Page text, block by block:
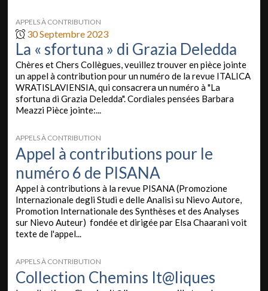
APPELS À CONTRIBUTION
30 Septembre 2023
La « sfortuna » di Grazia Deledda
Chères et Chers Collègues, veuillez trouver en pièce jointe
un appel à contribution pour un numéro de la revue ITALICA
WRATISLAVIENSIA, qui consacrera un numéro à "La
sfortuna di Grazia Deledda". Cordiales pensées Barbara
Meazzi Pièce jointe:...
APPELS À CONTRIBUTION
Appel à contributions pour le
numéro 6 de PISANA
Appel à contributions à la revue PISANA (Promozione
Internazionale degli Studi e delle Analisi su Nievo Autore,
Promotion Internationale des Synthèses et des Analyses
sur Nievo Auteur) fondée et dirigée par Elsa Chaarani voit
texte de l'appel...
APPELS À CONTRIBUTION
Collection Chemins It@liques